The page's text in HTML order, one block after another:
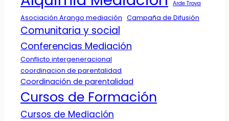
Arde Troya
Asociación Arango mediación Campaña de Difusión
Comunitaria y social
Conferencias Mediación
Conflicto intergeneracional
coordinacion de parentalidad
Coordinación de parentalidad
Cursos de Formación
Cursos de Mediación